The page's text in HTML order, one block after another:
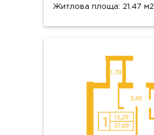
Житлова площа: 21.47 м2